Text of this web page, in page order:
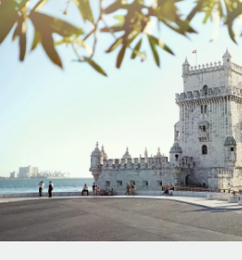
PEO
Externaliza tareas laborales
Conexión Remote
Integra los RR. HH. en tus flujos
complicaciones.
Plataforma
Funciones esenciales de RR.
ETAPAS DE CRECIMIENTO
Startups
Soluciones ágiles de RR. HH.
empresas en crecimiento.
Amplía tu equipo con soluciones
personalizadas.
Empresa
RR. HH. globales para grandes
autónomos globales.
APRENDIZAJE CON REMOTE
Glosario de RR. HH.
Listas de verificación y plantillas
Biblioteca de descripciones de
Français
Deutsch
Português (Portugal)